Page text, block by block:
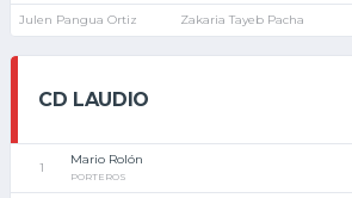
Julen Pangua Ortiz Zakaria Tayeb Pacha
CD LAUDIO
1
Mario Rolón
PORTEROS